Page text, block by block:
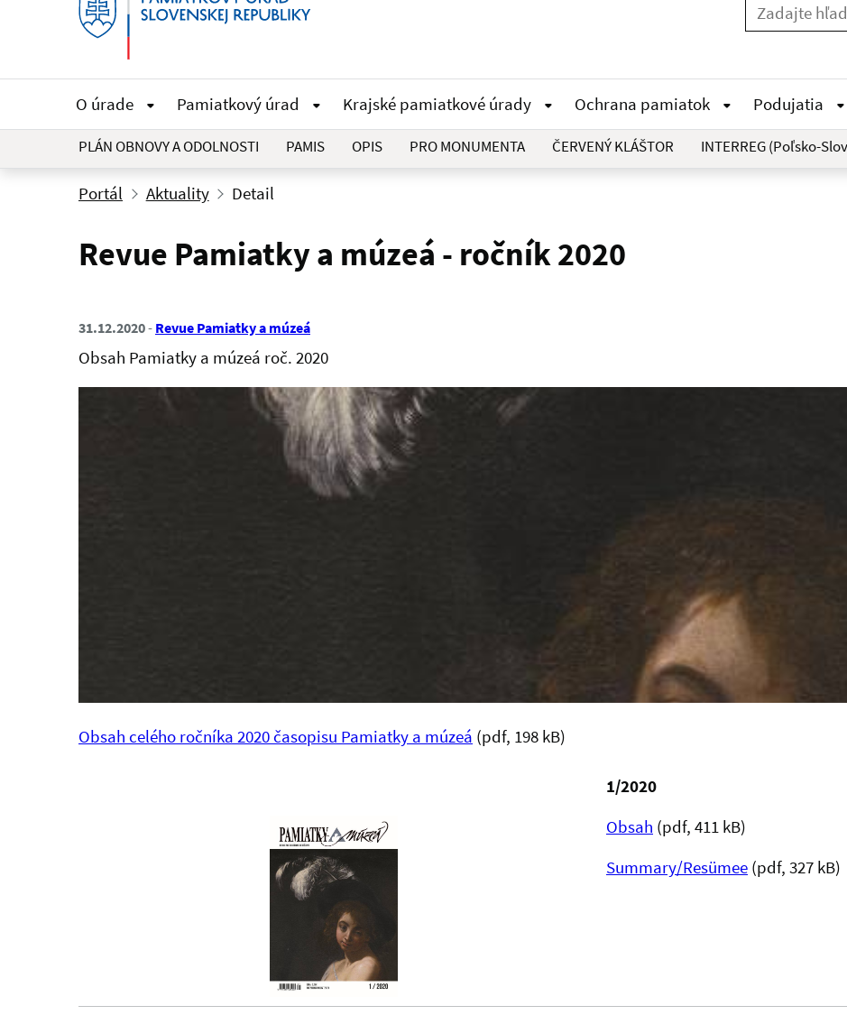
O úrade Pamiatkový úrad Krajské pamiatkové úrady Ochrana pamiatok Podujatia
PLÁN OBNOVY A ODOLNOSTI PAMIS OPIS PRO MONUMENTA ČERVENÝ KLÁŠTOR INTERREG (Poľsko-
Portál Aktuality Detail
Revue Pamiatky a múzeá - ročník 2020
31.12.2020 Revue Pamiatky a múzeá
Obsah Pamiatky a múzeá roč. 2020
Obsah celého ročníka 2020 časopisu Pamiatky a múzeá (pdf, 198 kB)
1/2020
Obsah (pdf, 411 kB)
Summary/Resümee (pdf, 327 kB)